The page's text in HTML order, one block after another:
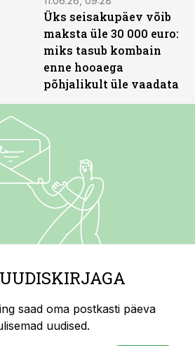
Üks seisakupäev võib
maksta üle 30 000 euro:
miks tasub kombain
enne hooaega
põhjalikult üle vaadata
saad oma postkasti päeva
uudised.